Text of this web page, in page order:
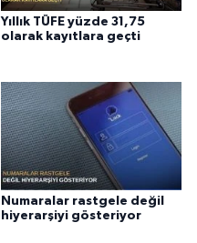
Yıllık TÜFE yüzde 31,75
olarak kayıtlara geçti
Numaralar rastgele değil
hiyerarşiyi gösteriyor